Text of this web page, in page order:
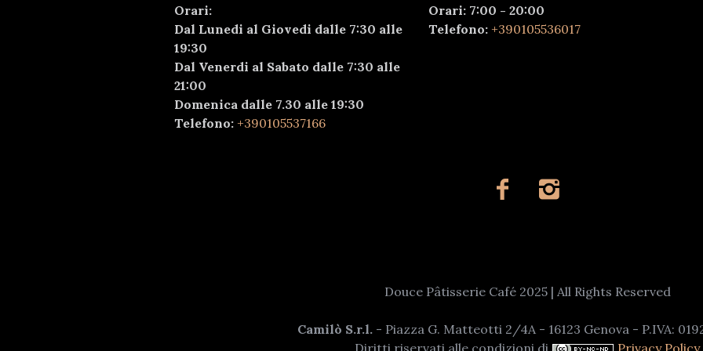
Orari:
Dal Lunedi al Giovedi dalle 7:30 alle
19:30
Dal Venerdi al Sabato dalle 7:30 alle
21:00
Domenica dalle 7.30 alle 19:30
Telefono: +390105537166
Orari: 7:00 - 20:00
Telefono: +390105536017
Douce Pâtisserie Café 2025 | All Rights Reserved
Camilò S.r.l. - Piazza G. Matteotti 2/4A - 16123 Genova - P.IVA:
Diritti riservati alle condizioni di
Privacy Policy